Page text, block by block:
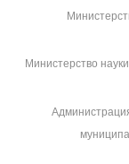
Министерство